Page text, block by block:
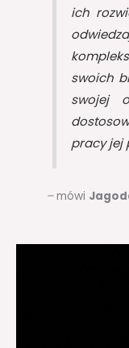
ich
swoich
swojej
pracy jej
–mówi